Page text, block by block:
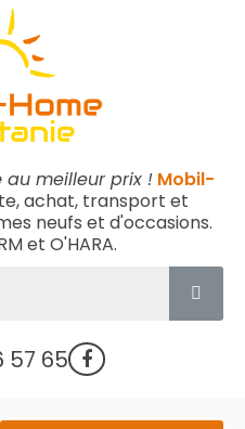
au meilleur prix ! Mobil-
achat, transport et
neufs et d'occasions.
et O'HARA.
57 65